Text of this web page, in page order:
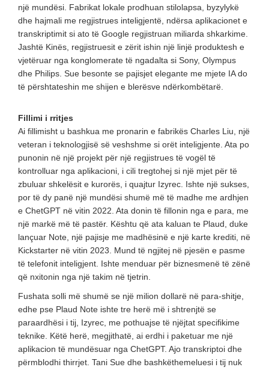
një mundësi. Fabrikat lokale prodhuan stilolapsa, byzylykë
dhe hajmali me regjistrues inteligjentë, ndërsa aplikacionet e
transkriptimit si ato të Google regjistruan miliarda shkarkime.
Jashtë Kinës, regjistruesit e zërit ishin një linjë produktesh e
vjetëruar nga konglomerate të ngadalta si Sony, Olympus
dhe Philips. Sue besonte se pajisjet elegante me mjete IA do
të përshtateshin me shijen e blerësve ndërkombëtarë.
Fillimi i rritjes
Ai fillimisht u bashkua me pronarin e fabrikës Charles Liu, një
veteran i teknologjisë së veshshme si orët inteligjente. Ata po
punonin në një projekt për një regjistrues të vogël të
kontrolluar nga aplikacioni, i cili tregtohej si një mjet për të
zbuluar shkelësit e kurorës, i quajtur Izyrec. Ishte një sukses,
por të dy panë një mundësi shumë më të madhe me ardhjen
e ChetGPT në vitin 2022. Ata donin të fillonin nga e para, me
një markë më të pastër. Kështu që ata kaluan te Plaud, duke
lançuar Note, një pajisje me madhësinë e një karte krediti, në
Kickstarter në vitin 2023. Mund të ngjitej në pjesën e pasme
të telefonit inteligjent. Ishte menduar për biznesmenë të zënë
që nxitonin nga një takim në tjetrin.
Fushata solli më shumë se një milion dollarë në para-shitje,
edhe pse Plaud Note ishte tre herë më i shtrenjtë se
paraardhësi i tij, Izyrec, me pothuajse të njëjtat specifikime
teknike. Këtë herë, megjithatë, ai erdhi i paketuar me një
aplikacion të mundësuar nga ChetGPT. Ajo transkriptoi dhe
përmblodhi thirrjet. Tani Sue dhe bashkëthemeluesi i tij nuk